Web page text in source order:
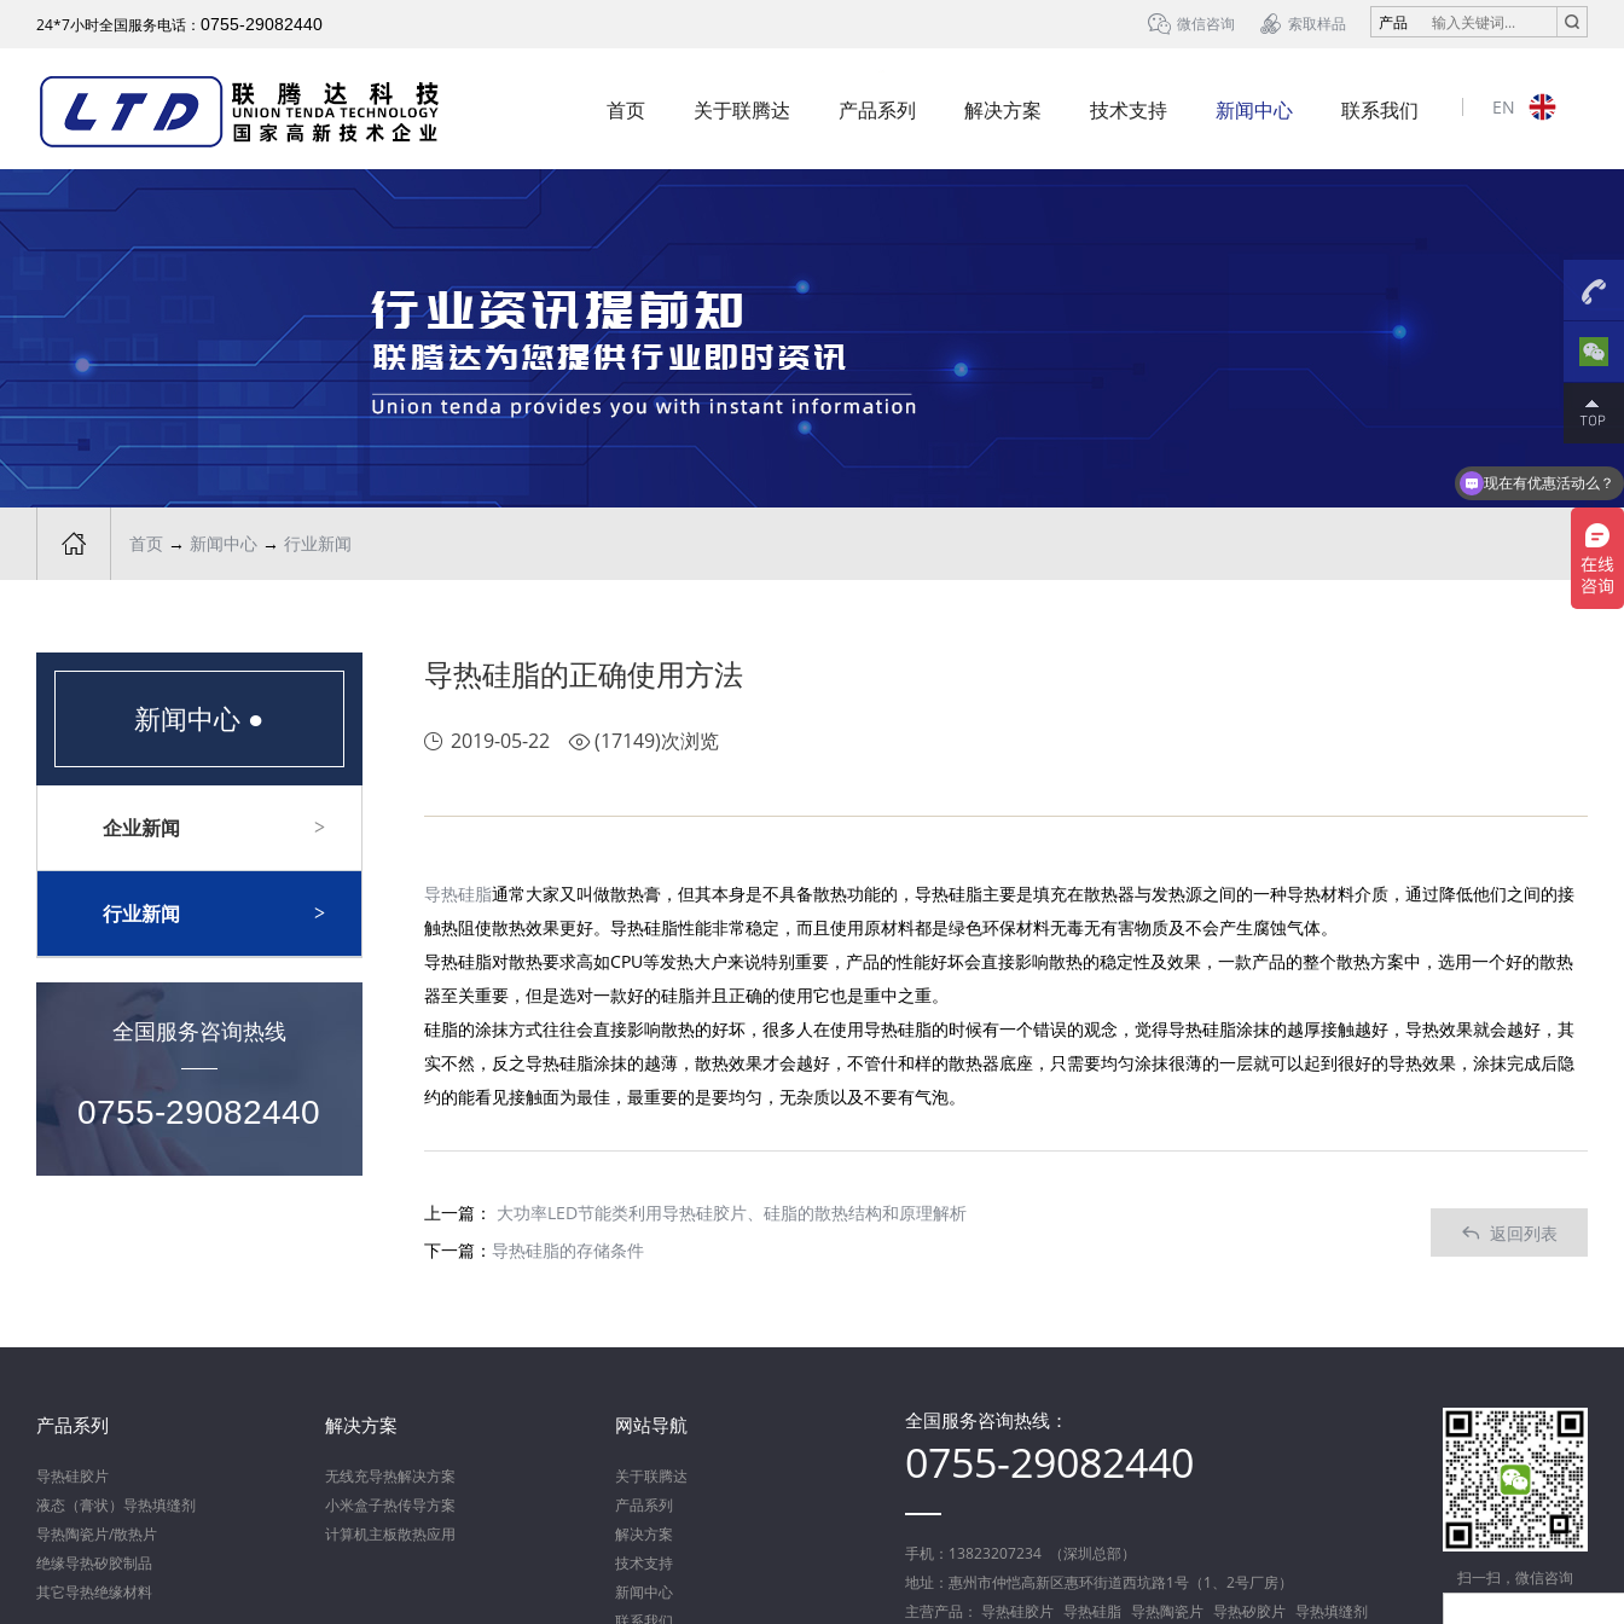
24*7小时全国服务电话： 0755-29082440  微信咨询  索取样品 产品
首页 关于联腾达 产品系列 解决方案 技术支持 新闻中心 联系我们 EN
 首页 → 新闻中心 → 行业新闻
新闻中心 ●
企业新闻
行业新闻
全国服务咨询热线
0755-29082440
导热硅脂的正确使用方法
2019-05-22 (17149)次浏览
导热硅脂通常大家又叫做散热膏，但其本身是不具备散热功能的，导热硅脂主要是填充在散热器与发热源之间的一种导热材料介质，通过降低他们之间的接
触热阻使散热效果更好。导热硅脂性能非常稳定，而且使用原材料都是绿色环保材料无毒无有害物质及不会产生腐蚀气体。
导热硅脂对散热要求高如CPU等发热大户来说特别重要，产品的性能好坏会直接影响散热的稳定性及效果，一款产品的整个散热方案中，选用一个好的散热
器至关重要，但是选对一款好的硅脂并且正确的使用它也是重中之重。
硅脂的涂抹方式往往会直接影响散热的好坏，很多人在使用导热硅脂的时候有一个错误的观念，觉得导热硅脂涂抹的越厚接触越好，导热效果就会越好，其
实不然，反之导热硅脂涂抹的越薄，散热效果才会越好，不管什和样的散热器底座，只需要均匀涂抹很薄的一层就可以起到很好的导热效果，涂抹完成后隐
约的能看见接触面为最佳，最重要的是要均匀，无杂质以及不要有气泡。
上一篇： 大功率LED节能类利用导热硅胶片、硅脂的散热结构和原理解析
下一篇： 导热硅脂的存储条件
 返回列表
产品系列
导热硅胶片
液态（膏状）导热填缝剂
导热陶瓷片/散热片
绝缘导热矽胶制品
其它导热绝缘材料
解决方案
无线充导热解决方案
小米盒子热传导方案
计算机主板散热应用
网站导航
关于联腾达
产品系列
解决方案
技术支持
新闻中心
全国服务咨询热线：
0755-29082440
手机：13823207234 （深圳总部）
地址：惠州市仲恺高新区惠环街道西坑路1号（1、2号厂房）
主营产品： 导热硅胶片 导热硅脂 导热陶瓷片 导热矽胶片 导热填缝剂
扫一扫，微信咨询
现在有优惠活动么？